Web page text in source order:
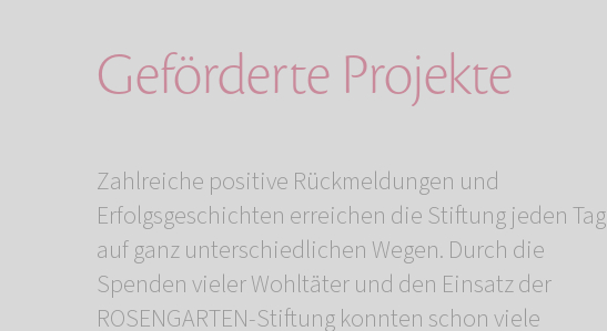
Geförderte Projekte
Zahlreiche positive Rückmeldungen und
Erfolgsgeschichten erreichen die Stiftung jeden Tag
auf ganz unterschiedlichen Wegen. Durch die
Spenden vieler Wohltäter und den Einsatz der
ROSENGARTEN-Stiftung konnten schon viele